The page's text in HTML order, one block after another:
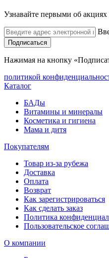
Узнавайте первыми об
Подписаться
Нажимая на кнопку
политикой
Каталог
БАДы
Витамины и минералы
Косметика и гигиена
Мама и дитя
Покупателям
Товар из-за рубежа
Доставка
Оплата
Возврат
Как зарегистрироваться
Как сделать заказ
Политика
Пользовательское
О компании